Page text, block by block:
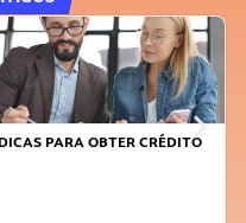
DICAS PARA OBTER CRÉDITO